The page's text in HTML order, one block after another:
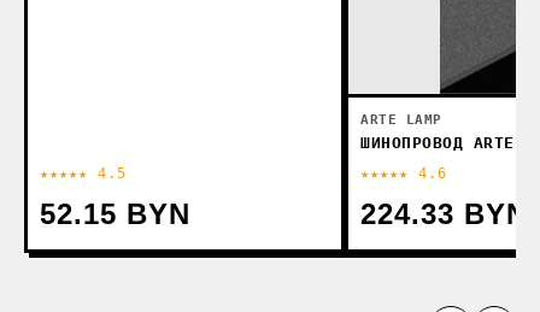
★★★★★ 4.5
52.15 BYN
ARTE LAMP
ШИНОПРОВОД ARTE
★★★★★ 4.6
224.33 BYN